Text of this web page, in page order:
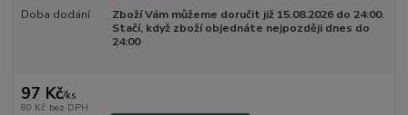
Doba dodání
Zboží Vám můžeme doručit již 15.08.2026 do 24:00.
Stačí, když zboží objednáte nejpozději dnes do
24:00
97 Kč/ks
80 Kč bez DPH